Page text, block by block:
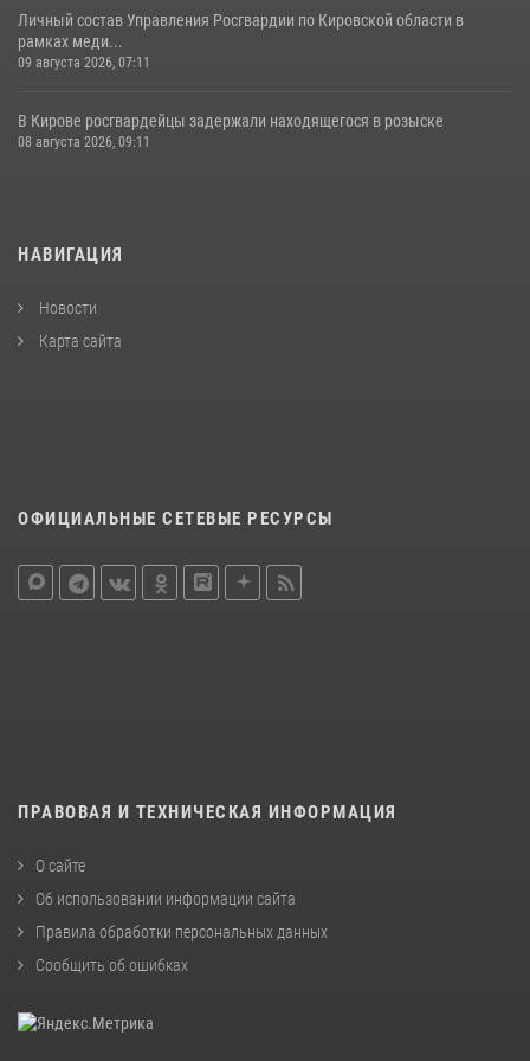
Личный состав Управления Росгвардии по Кировской области в
рамках меди...
09 августа 2026, 07:11
В Кирове росгвардейцы задержали находящегося в розыске
08 августа 2026, 09:11
НАВИГАЦИЯ
Новости
Карта сайта
ОФИЦИАЛЬНЫЕ СЕТЕВЫЕ РЕСУРСЫ
ПРАВОВАЯ И ТЕХНИЧЕСКАЯ ИНФОРМАЦИЯ
О сайте
Об использовании информации сайта
Правила обработки персональных данных
Сообщить об ошибках